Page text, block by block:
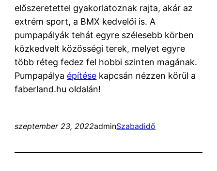
előszeretettel gyakorlatoznak rajta, akár az
extrém sport, a BMX kedvelői is. A
pumpapályák tehát egyre szélesebb körben
közkedvelt közösségi terek, melyet egyre
több réteg fedez fel hobbi szinten magának.
Pumpapálya építése kapcsán nézzen körül a
faberland.hu oldalán!
szeptember 23, 2022adminSzabadidő